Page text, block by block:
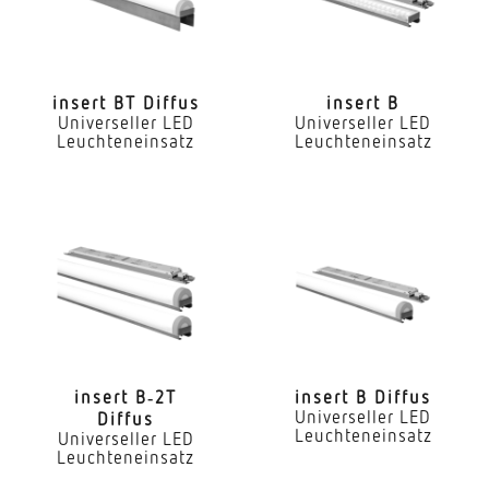
Farbtemperatur
4000 K
Geeignet für Lichtbandkonfiguration
geeignet für Durchgangsverdrahtung
Leuchtmittel
insert BT Diffus
Universeller LED
Leuchteneinsatz
insert B
Universeller LED
Leuchteneinsatz
insert B‑2T
Diffus
Universeller LED
Leuchteneinsatz
insert B Diffus
Universeller LED
Leuchteneinsatz